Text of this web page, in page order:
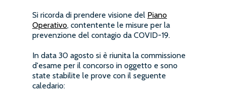
Si ricorda di prendere visione del Piano
Operativo, contentente le misure per la
prevenzione del contagio da COVID-19.
In data 30 agosto si è riunita la commissione
d'esame per il concorso in oggetto e sono
state stabilite le prove con il seguente
caledario: